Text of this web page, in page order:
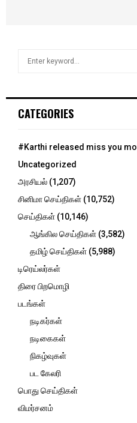
h
o
:
CATEGORIES
#Karthi released miss you
Uncategorized
அரசியல் (1,207)
சினிமா செய்திகள் (10,752)
செய்திகள் (10,146)
ஆங்கில செய்திகள் (3,582)
தமிழ் செய்திகள் (5,988)
டிரெய்லர்கள்
திரை பிறமொழி
படங்கள்
நடிகர்கள்
நடிகைகள்
நிகழ்வுகள்
பட கேலரி
பொது செய்திகள்
விமர்சனம்